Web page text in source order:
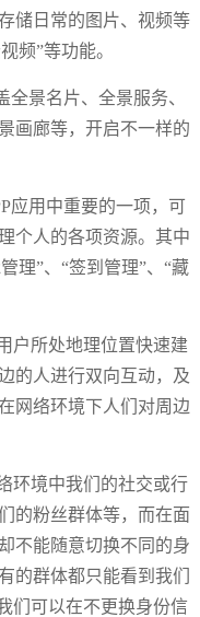
储日常的图片、视频等
频”等功能。
全景名片、全景服务、
画廊等，开启不一样的
应用中重要的一项，可
个人的各项资源。其中
理”、“签到管理”、“藏
户所处地理位置快速建
的人进行双向互动，及
网络环境下人们对周边
环境中我们的社交或行
的粉丝群体等，而在面
不能随意切换不同的身
的群体都只能看到我们
们可以在不更换身份信